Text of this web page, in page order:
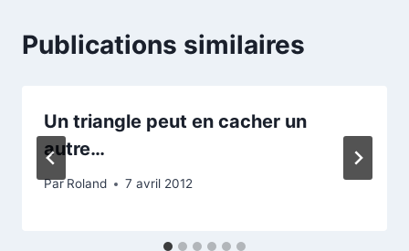
Publications similaires
Un triangle peut en cacher un
autre…
Par Roland 7 avril 2012